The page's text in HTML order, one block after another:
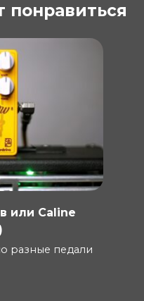
или Caline
разные педали